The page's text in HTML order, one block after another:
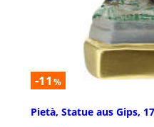
-11 %
Pietà, Statue aus Gips,